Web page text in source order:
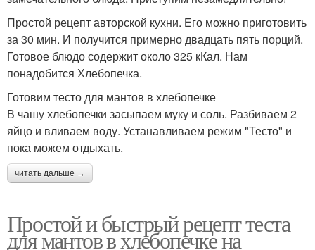
Простой рецепт авторской кухни. Его можно приготовить
за 30 мин. И получится примерно двадцать пять порций.
Готовое блюдо содержит около 325 кКал. Нам
понадобится Хлебопечка.
Готовим тесто для мантов в хлебопечке
В чашу хлебопечки засыпаем муку и соль. Разбиваем 2
яйцо и вливаем воду. Устанавливаем режим "Тесто" и
пока можем отдыхать.
читать дальше →
Простой и быстрый рецепт теста
для мантов в хлебопечке на